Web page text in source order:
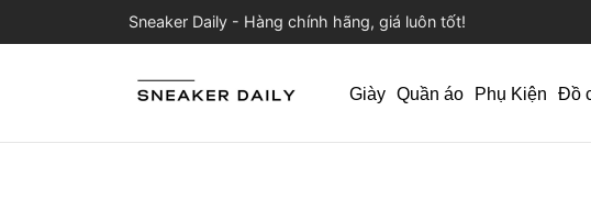
Sneaker Daily - Hàng chính hãng, giá luôn tốt!
Giày Quần áo Phụ Kiện Đồ